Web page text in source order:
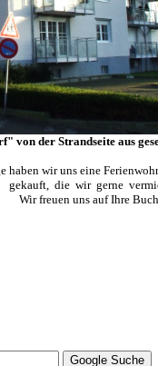
von der Strandseite aus
haben wir uns eine
gekauft, die wir gerne
Wir freuen uns auf Ihre